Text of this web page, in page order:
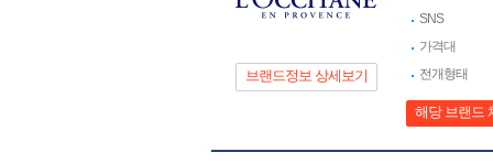
브랜드정보 상세보기
SNS
가격대
전개형태
해당 브랜드